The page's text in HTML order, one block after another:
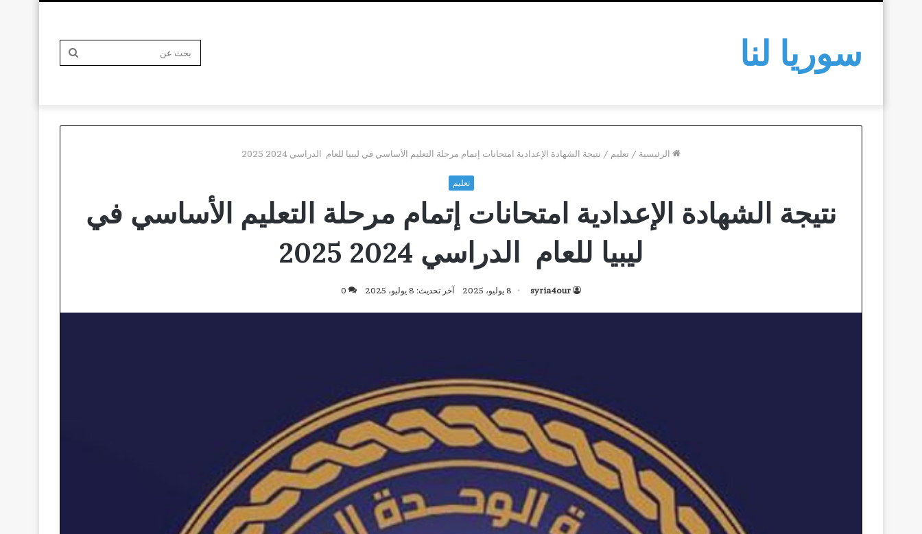
سوريا لنا بحث
الرئيسية / تعليم / نتيجة الشهادة الإعدادية امتحانات إتمام مرحلة التعليم الأساسي في ليبيا للعام الدراسي 2024 2025
تعليم
نتيجة الشهادة الإعدادية امتحانات إتمام مرحلة التعليم الأساسي في
ليبيا للعام الدراسي 2024 2025
syria4our 8 يوليو، 2025 آخر تحديث: 8 يوليو، 2025 0